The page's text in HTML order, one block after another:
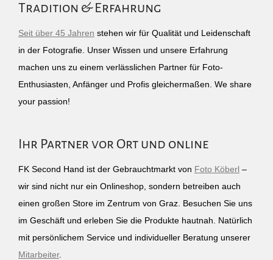
Tradition & Erfahrung
Seit über 45 Jahren stehen wir für Qualität und Leidenschaft
in der Fotografie. Unser Wissen und unsere Erfahrung
machen uns zu einem verlässlichen Partner für Foto-
Enthusiasten, Anfänger und Profis gleichermaßen. We share
your passion!
Ihr Partner vor Ort und online
FK Second Hand ist der Gebrauchtmarkt von Foto Köberl –
wir sind nicht nur ein Onlineshop, sondern betreiben auch
einen großen Store im Zentrum von Graz. Besuchen Sie uns
im Geschäft und erleben Sie die Produkte hautnah. Natürlich
mit persönlichem Service und individueller Beratung unserer
Mitarbeiter.